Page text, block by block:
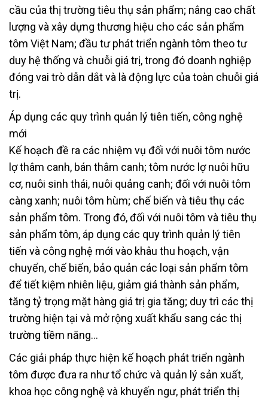
cầu của thị trường tiêu thụ sản phẩm; nâng cao chất
lượng và xây dựng thương hiệu cho các sản phẩm
tôm Việt Nam; đầu tư phát triển ngành tôm theo tư
duy hệ thống và chuỗi giá trị, trong đó doanh nghiệp
đóng vai trò dẫn dắt và là động lực của toàn chuỗi giá
trị.
Áp dụng các quy trình quản lý tiên tiến, công nghệ
mới
Kế hoạch đề ra các nhiệm vụ đối với nuôi tôm nước
lợ thâm canh, bán thâm canh; tôm nước lợ nuôi hữu
cơ, nuôi sinh thái, nuôi quảng canh; đối với nuôi tôm
càng xanh; nuôi tôm hùm; chế biến và tiêu thụ các
sản phẩm tôm. Trong đó, đối với nuôi tôm và tiêu thụ
sản phẩm tôm, áp dụng các quy trình quản lý tiên
tiến và công nghệ mới vào khâu thu hoạch, vận
chuyển, chế biến, bảo quản các loại sản phẩm tôm
để tiết kiệm nhiên liệu, giảm giá thành sản phẩm,
tăng tỷ trọng mặt hàng giá trị gia tăng; duy trì các thị
trường hiện tại và mở rộng xuất khẩu sang các thị
trường tiềm năng…
Các giải pháp thực hiện kế hoạch phát triển ngành
tôm được đưa ra như tổ chức và quản lý sản xuất,
khoa học công nghệ và khuyến ngư, phát triển thị